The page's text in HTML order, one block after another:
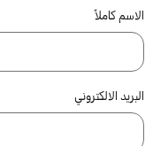
الاسم كاملاً
البريد الالكتروني